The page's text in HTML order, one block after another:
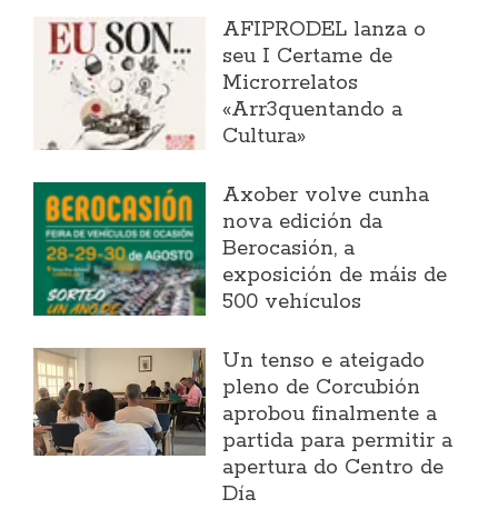
AFIPRODEL lanza o
seu I Certame de
Microrrelatos
«Arr3quentando a
Cultura»
Axober volve cunha
nova edición da
Berocasión, a
exposición de máis de
500 vehículos
Un tenso e ateigado
pleno de Corcubión
aprobou finalmente a
partida para permitir a
apertura do Centro de
Día